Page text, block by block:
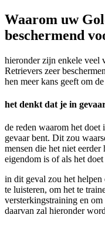
Waarom uw
beschermend
hieronder zijn enkele veel
Retrievers zeer
hen meer kans geeft om
het denkt dat je in
de reden waarom het
gevaar bent. Dit zou
mensen die het niet
eigendom is of als het
in dit geval zou het
te luisteren, om het te
versterkingstraining en
daarvan zal hieronder